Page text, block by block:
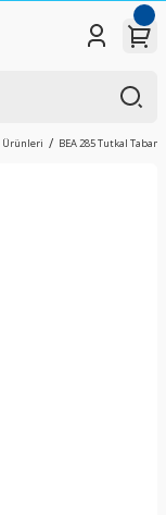
Ürünleri BEA 285 Tutkal